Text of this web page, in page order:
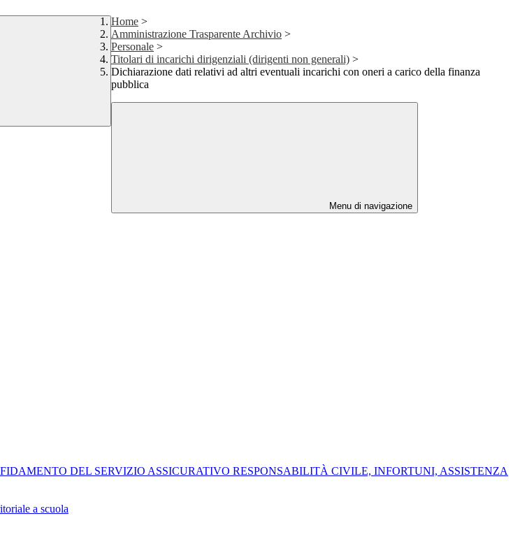
Home >
Amministrazione Trasparente Archivio >
Personale >
Titolari di incarichi dirigenziali (dirigenti non generali) >
Dichiarazione dati relativi ad altri eventuali incarichi con oneri a carico della finanza
pubblica
Menu di navigazione
DEL SERVIZIO ASSICURATIVO RESPONSABILITÀ CIVILE, INFORTUNI, ASSISTENZA
a scuola